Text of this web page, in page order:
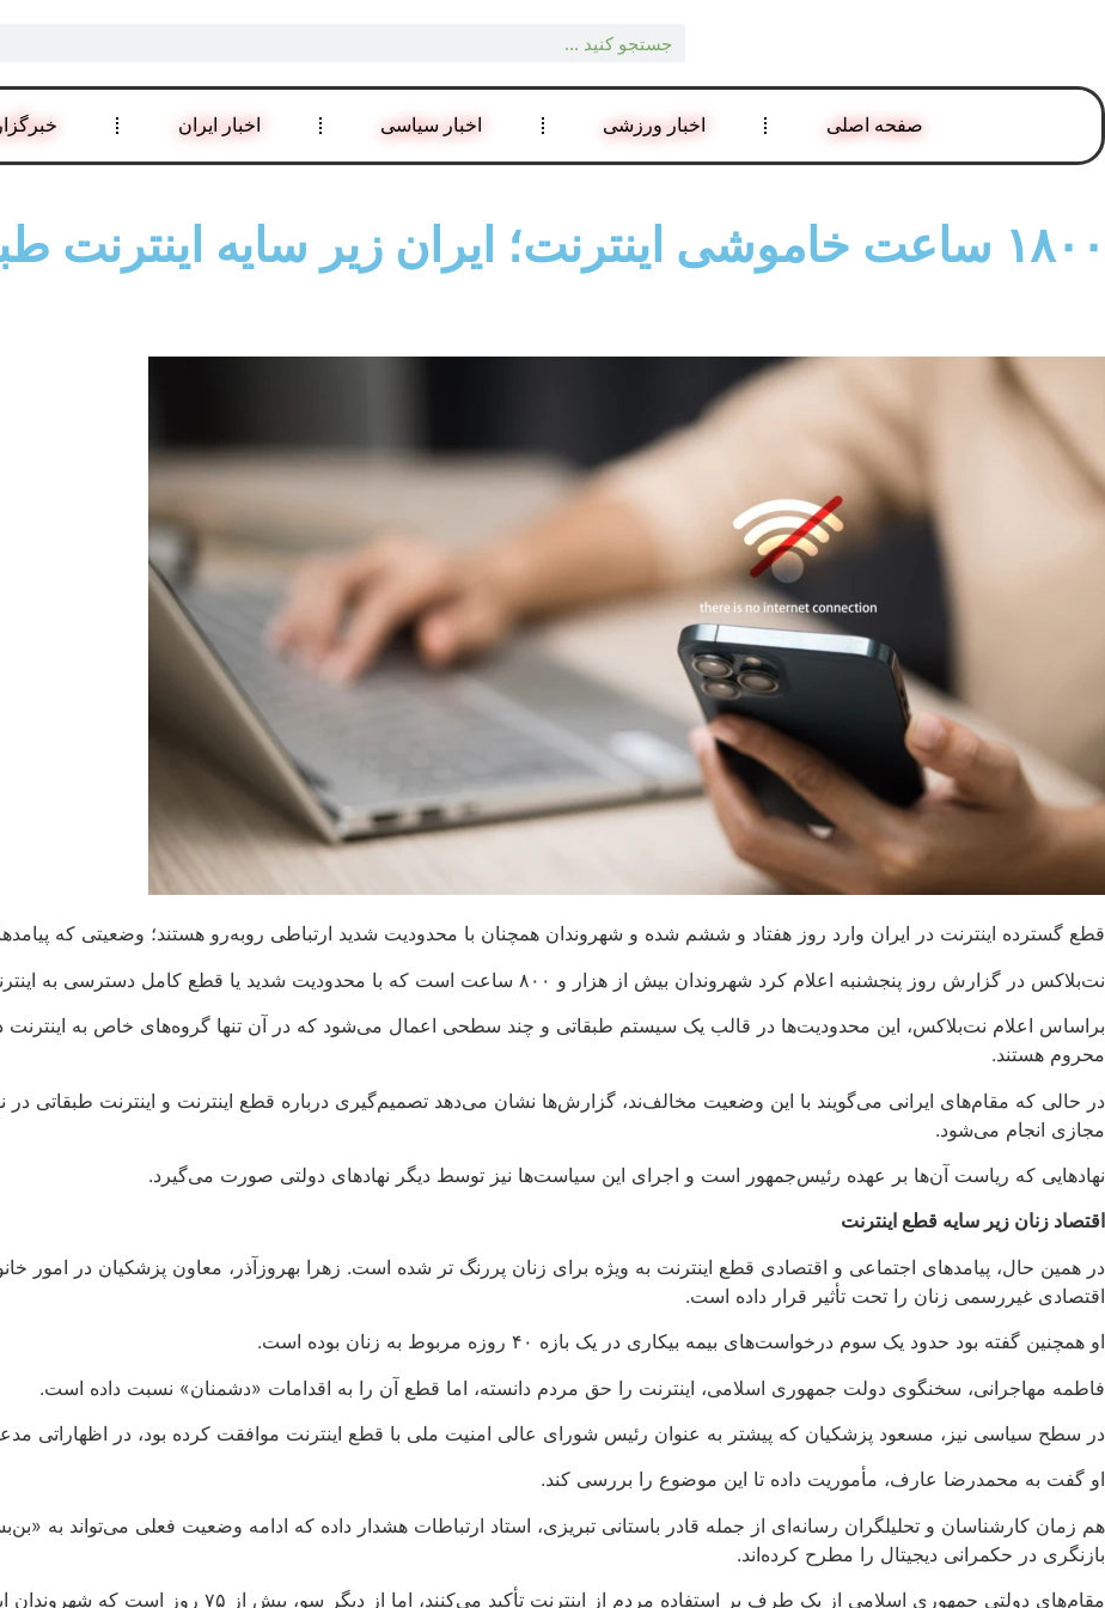
صفحه اصلی اخبار ورزشی اخبار سیاسی اخبار ایران
۱۸۰۰ ساعت خاموشی اینترنت؛ ایران زیر سایه اینترنت طبقاتی – صدای آمریکا
قطع گسترده اینترنت در ایران وارد روز هفتاد و ششم شده و شهروندان همچنان با محدودیت شدید ارتباطی روبه‌رو هستند؛ وضعیتی که
نت‌بلاکس در گزارش روز پنجشنبه اعلام کرد شهروندان بیش از هزار و ۸۰۰ ساعت است که با محدودیت شدید یا قطع کامل دسترسی به اینترنت مواجه‌اند.
براساس اعلام نت‌بلاکس، این محدودیت‌ها در قالب یک سیستم طبقاتی و چند سطحی اعمال می‌شود که در آن تنها گروه‌های خاص به
محروم هستند.
در حالی که مقام‌های ایرانی می‌گویند با این وضعیت مخالف‌ند، گزارش‌ها نشان می‌دهد تصمیم‌گیری درباره قطع اینترنت و اینترنت طبقاتی
مجازی انجام می‌شود.
نهادهایی که ریاست آن‌ها بر عهده رئیس‌جمهور است و اجرای این سیاست‌ها نیز توسط دیگر نهادهای دولتی صورت می‌گیرد.
اقتصاد زنان زیر سایه قطع اینترنت
در همین حال، پیامدهای اجتماعی و اقتصادی قطع اینترنت به ‌ویژه برای زنان پررنگ‌ تر شده است. زهرا بهروزآذر، معاون پزشکیان در امور
اقتصادی غیررسمی زنان را تحت تأثیر قرار داده است.
او همچنین گفته بود حدود یک‌ سوم درخواست‌های بیمه بیکاری در یک بازه ۴۰ روزه مربوط به زنان بوده است.
فاطمه مهاجرانی، سخنگوی دولت جمهوری اسلامی، اینترنت را حق مردم دانسته، اما قطع آن را به اقدامات «دشمنان» نسبت داده است.
در سطح سیاسی نیز، مسعود پزشکیان که پیشتر به عنوان رئیس شورای عالی امنیت ملی با قطع اینترنت موافقت کرده بود، در اظهاراتی
او گفت به محمدرضا عارف، مأموریت داده تا این موضوع را بررسی کند.
هم ‌زمان کارشناسان و تحلیلگران رسانه‌ای از جمله قادر باستانی تبریزی، استاد ارتباطات هشدار داده‌ که ادامه وضعیت فعلی می‌تواند
بازنگری در حکمرانی دیجیتال را مطرح کرده‌اند.
مقام‌های دولتی جمهوری اسلامی از یک طرف بر استفاده مردم